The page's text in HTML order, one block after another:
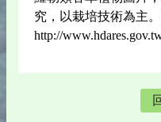
究，以栽培技術為主。
http://